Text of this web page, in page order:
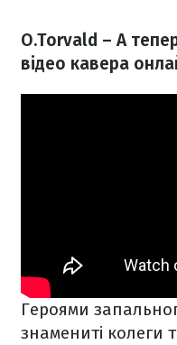
O.Torvald – А
відео кавера
Героями
знамениті колеги